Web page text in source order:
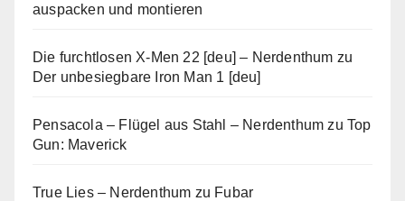
auspacken und montieren
Die furchtlosen X-Men 22 [deu] – Nerdenthum zu
Der unbesiegbare Iron Man 1 [deu]
Pensacola – Flügel aus Stahl – Nerdenthum zuTop
Gun: Maverick
True Lies – Nerdenthum zu Fubar